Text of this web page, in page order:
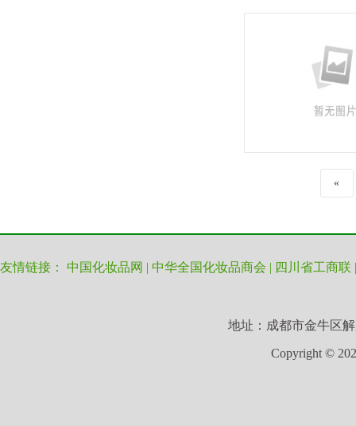
«
友情链接： 中国化妆品网 | 中华全国化妆品商会 | 四川省工商联
地址：成都市金牛区解
Copyright ©